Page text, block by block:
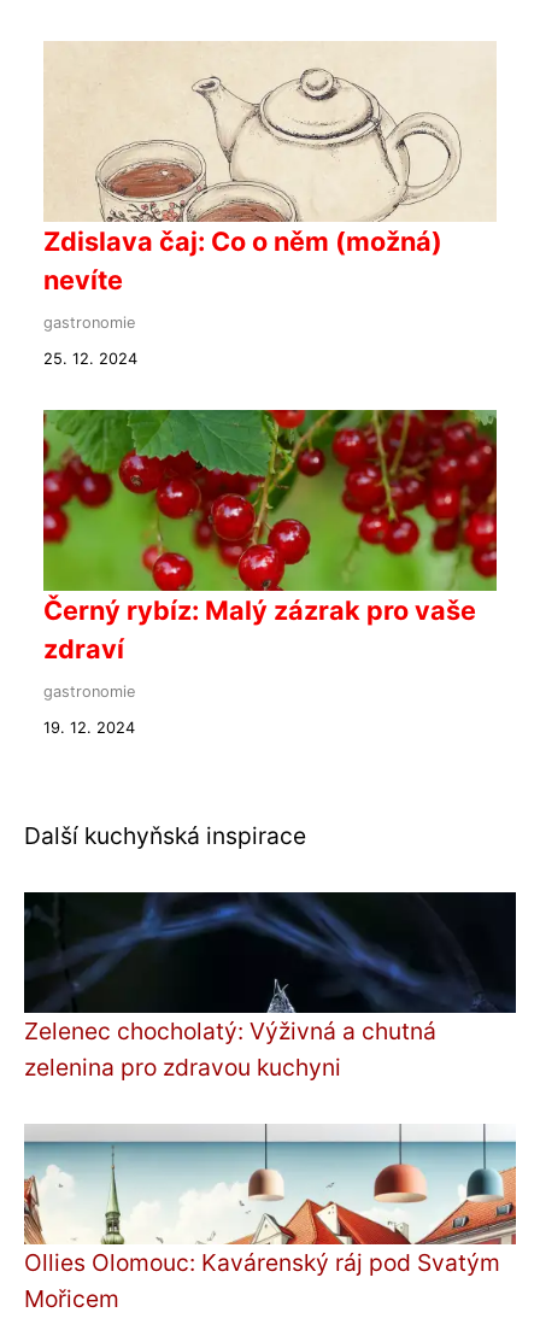
Zdislava čaj: Co o něm (možná)
nevíte
gastronomie
25. 12. 2024
Černý rybíz: Malý zázrak pro vaše
zdraví
gastronomie
19. 12. 2024
Další kuchyňská inspirace
Zelenec chocholatý: Výživná a chutná
zelenina pro zdravou kuchyni
Ollies Olomouc: Kavárenský ráj pod Svatým
Mořicem